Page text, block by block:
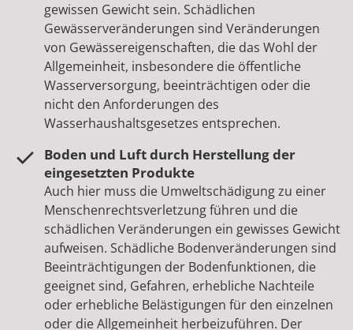
gewissen Gewicht sein. Schädlichen
Gewässerveränderungen sind Veränderungen
von Gewässereigenschaften, die das Wohl der
Allgemeinheit, insbesondere die öffentliche
Wasserversorgung, beeinträchtigen oder die
nicht den Anforderungen des
Wasserhaushaltsgesetzes entsprechen.
Boden und Luft durch Herstellung der
eingesetzten Produkte
Auch hier muss die Umweltschädigung zu einer
Menschenrechtsverletzung führen und die
schädlichen Veränderungen ein gewisses Gewicht
aufweisen. Schädliche Bodenveränderungen sind
Beeinträchtigungen der Bodenfunktionen, die
geeignet sind, Gefahren, erhebliche Nachteile
oder erhebliche Belästigungen für den einzelnen
oder die Allgemeinheit herbeizuführen. Der